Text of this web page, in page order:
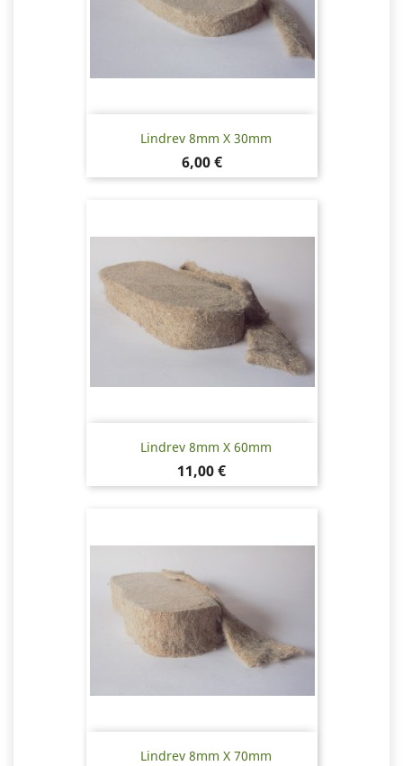
Lindrev 8mm X 30mm
Pris
6,00 €
Lindrev 8mm X 60mm
Pris
11,00 €
Lindrev 8mm X 70mm